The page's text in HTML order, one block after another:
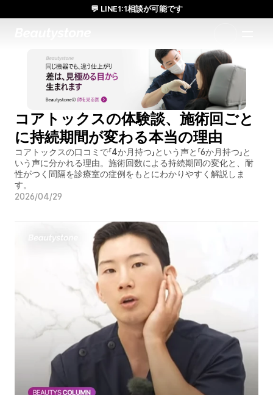
コアトックスの体験談、施術回ごと
に持続期間が変わる本当の理由
コアトックスの口コミで「4か月持つ」という声と「6か月持つ」と
いう声に分かれる理由。施術回数による持続期間の変化と、耐
性がつく間隔を診療室の症例をもとにわかりやすく解説しま
す。
2026/04/29
💬 LINE1:1相談が可能です
日本人通訳常駐／お得な体験価格／満足度の高い効果